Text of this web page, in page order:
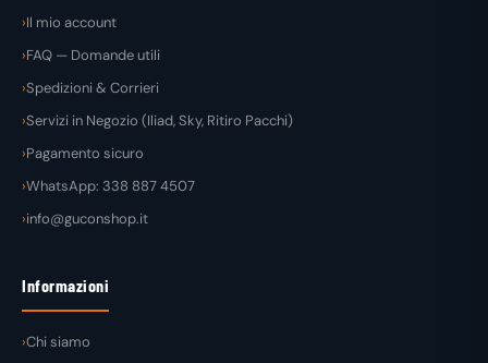
Il mio account
FAQ — Domande utili
Spedizioni & Corrieri
Servizi in Negozio (Iliad, Sky, Ritiro Pacchi)
Pagamento sicuro
WhatsApp: 338 887 4507
info@guconshop.it
Informazioni
Chi siamo